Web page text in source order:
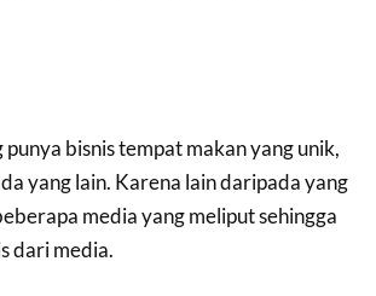
punya bisnis tempat makan yang unik,
yang lain. Karena lain daripada yang
media yang meliput sehingga
dari media.